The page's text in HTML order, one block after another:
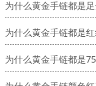
为什么黄金手链都是
为什么黄金手链都是
为什么黄金手链都是